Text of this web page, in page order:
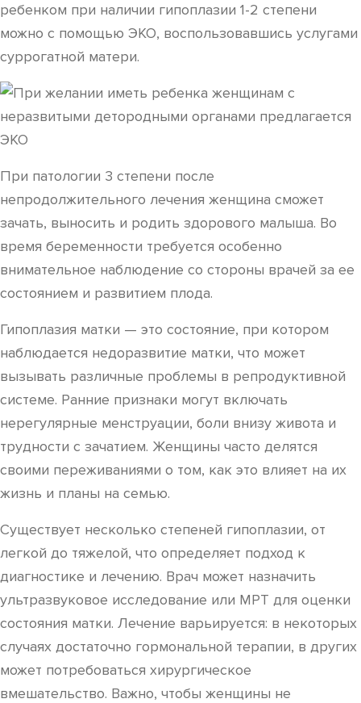
ребенком при наличии гипоплазии 1-2 степени
можно с помощью ЭКО, воспользовавшись услугами
суррогатной матери.
При патологии 3 степени после
непродолжительного лечения женщина сможет
зачать, выносить и родить здорового малыша. Во
время беременности требуется особенно
внимательное наблюдение со стороны врачей за ее
состоянием и развитием плода.
Гипоплазия матки — это состояние, при котором
наблюдается недоразвитие матки, что может
вызывать различные проблемы в репродуктивной
системе. Ранние признаки могут включать
нерегулярные менструации, боли внизу живота и
трудности с зачатием. Женщины часто делятся
своими переживаниями о том, как это влияет на их
жизнь и планы на семью.
Существует несколько степеней гипоплазии, от
легкой до тяжелой, что определяет подход к
диагностике и лечению. Врач может назначить
ультразвуковое исследование или МРТ для оценки
состояния матки. Лечение варьируется: в некоторых
случаях достаточно гормональной терапии, в других
может потребоваться хирургическое
вмешательство. Важно, чтобы женщины не